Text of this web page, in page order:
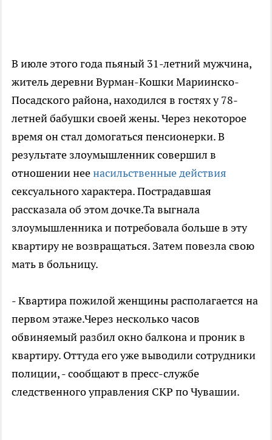
В июле этого года пьяный 31-летний мужчина,
житель деревни Вурман-Кошки Мариинско-
Посадского района, находился в гостях у 78-
летней бабушки своей жены. Через некоторое
время он стал домогаться пенсионерки. В
результате злоумышленник совершил в
отношении неенасильственные действия
сексуального характера. Пострадавшая
рассказала об этом дочке.Та выгнала
злоумышленника и потребовала больше в эту
квартиру не возвращаться. Затем повезла свою
мать в больницу.
- Квартира пожилой женщины располагается на
первом этаже.Через несколько часов
обвиняемый разбил окно балкона и проник в
квартиру. Оттуда его уже выводили сотрудники
полиции, - сообщают в пресс-службе
следственного управления СКР по Чувашии.